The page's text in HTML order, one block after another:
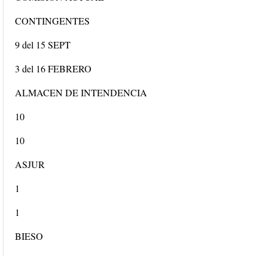
CONTINGENTES
9 del 15 SEPT
3 del 16 FEBRERO
ALMACEN DE INTENDENCIA
10
10
ASJUR
1
1
BIESO